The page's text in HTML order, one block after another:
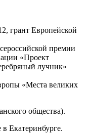
грант Европейской
премии
«Проект
лучник»
«Места великих
общества).
Екатеринбурге.